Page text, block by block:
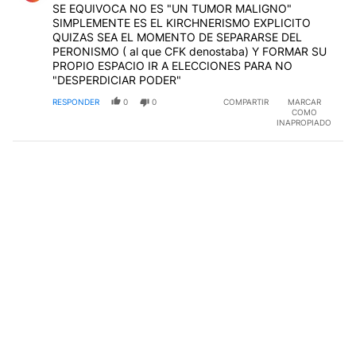
SE EQUIVOCA NO ES "UN TUMOR MALIGNO"
SIMPLEMENTE ES EL KIRCHNERISMO EXPLICITO
QUIZAS SEA EL MOMENTO DE SEPARARSE DEL
PERONISMO ( al que CFK denostaba) Y FORMAR SU
PROPIO ESPACIO IR A ELECCIONES PARA NO
"DESPERDICIAR PODER"
RESPONDER 0 0 COMPARTIR
MARCAR
COMO
INAPROPIADO